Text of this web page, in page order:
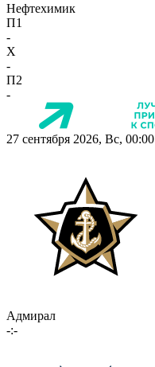
Нефтехимик
П1
-
X
-
П2
-
27 сентября 2026, Вс, 00:00
Адмирал
-:-